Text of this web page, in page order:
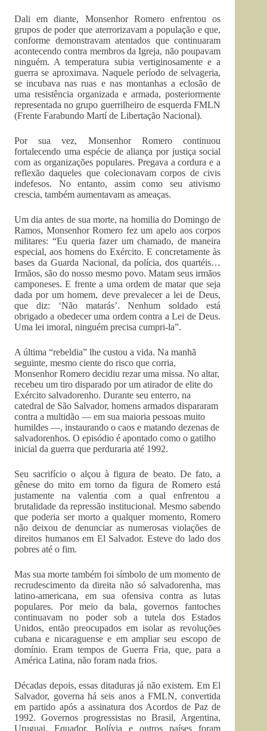
Dali em diante, Monsenhor Romero enfrentou os
grupos de poder que aterrorizavam a população e que,
conforme demonstravam atentados que continuaram
acontecendo contra membros da Igreja, não poupavam
ninguém. A temperatura subia vertiginosamente e a
guerra se aproximava. Naquele período de selvageria,
se incubava nas ruas e nas montanhas a eclosão de
uma resistência organizada e armada, posteriormente
representada no grupo guerrilheiro de esquerda FMLN
(Frente Farabundo Martí de Libertação Nacional).
Por sua vez, Monsenhor Romero continuou
fortalecendo uma espécie de aliança por justiça social
com as organizações populares. Pregava a cordura e a
reflexão daqueles que colecionavam corpos de civis
indefesos. No entanto, assim como seu ativismo
crescia, também aumentavam as ameaças.
Um dia antes de sua morte, na homilia do Domingo de
Ramos, Monsenhor Romero fez um apelo aos corpos
militares: “Eu queria fazer um chamado, de maneira
especial, aos homens do Exército. E concretamente às
bases da Guarda Nacional, da polícia, dos quartéis…
Irmãos, são do nosso mesmo povo. Matam seus irmãos
camponeses. E frente a uma ordem de matar que seja
dada por um homem, deve prevalecer a lei de Deus,
que diz: ‘Não matarás’. Nenhum soldado está
obrigado a obedecer uma ordem contra a Lei de Deus.
Uma lei imoral, ninguém precisa cumpri-la”.
A última “rebeldia” lhe custou a vida. Na manhã
seguinte, mesmo ciente do risco que corria,
Monsenhor Romero decidiu rezar uma missa. No altar,
recebeu um tiro disparado por um atirador de elite do
Exército salvadorenho. Durante seu enterro, na
catedral de São Salvador, homens armados dispararam
contra a multidão — em sua maioria pessoas muito
humildes —, instaurando o caos e matando dezenas de
salvadorenhos. O episódio é apontado como o gatilho
inicial da guerra que perduraria até 1992.
Seu sacrifício o alçou à figura de beato. De fato, a
gênese do mito em torno da figura de Romero está
justamente na valentia com a qual enfrentou a
brutalidade da repressão institucional. Mesmo sabendo
que poderia ser morto a qualquer momento, Romero
não deixou de denunciar as numerosas violações de
direitos humanos em El Salvador. Esteve do lado dos
pobres até o fim.
Mas sua morte também foi símbolo de um momento de
recrudescimento da direita não só salvadorenha, mas
latino-americana, em sua ofensiva contra as lutas
populares. Por meio da bala, governos fantoches
continuavam no poder sob a tutela dos Estados
Unidos, então preocupados em isolar as revoluções
cubana e nicaraguense e em ampliar seu escopo de
domínio. Eram tempos de Guerra Fria, que, para a
América Latina, não foram nada frios.
Décadas depois, essas ditaduras já não existem. Em El
Salvador, governa há seis anos a FMLN, convertida
em partido após a assinatura dos Acordos de Paz de
1992. Governos progressistas no Brasil, Argentina,
Uruguai, Equador, Bolívia e outros países foram